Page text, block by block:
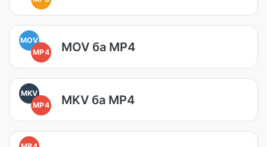
MOV
MP4
MOV ба MP4
MKV
MP4
MKV ба MP4